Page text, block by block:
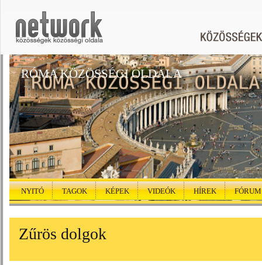
RÓMA KÖZÖSSÉGI OLDALA
NYITÓ TAGOK KÉPEK VIDEÓK HÍREK FÓRUM
Zűrös dolgok